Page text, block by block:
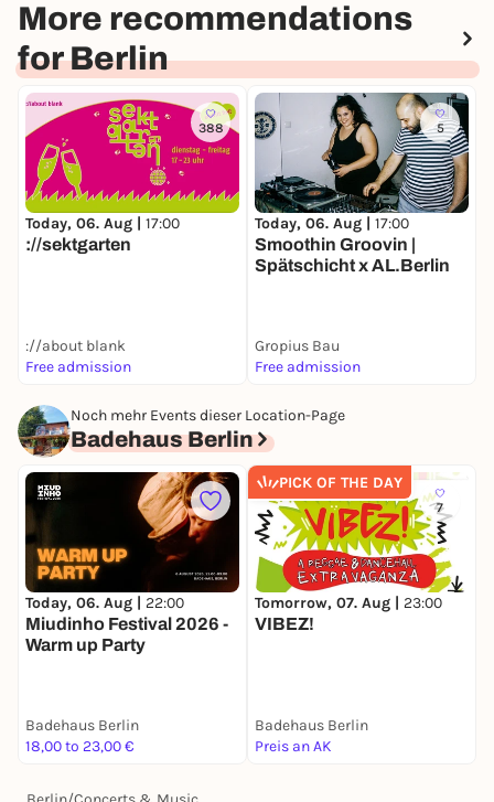
More recommendations
for Berlin
388
Today, 06. Aug | 17:00
://sektgarten
://about blank
Free admission
5
Today, 06. Aug | 17:00
Smoothin Groovin |
Spätschicht x AL.Berlin
Gropius Bau
Free admission
Noch mehr Events dieser Location-Page
Badehaus Berlin
Today, 06. Aug | 22:00
Miudinho Festival 2026 -
Warm up Party
Badehaus Berlin
18,00 to 23,00 €
PICK OF THE DAY
7
Tomorrow, 07. Aug | 23:00
VIBEZ!
Badehaus Berlin
Preis an AK